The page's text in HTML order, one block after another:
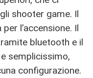
shooter game. Il
l’accensione. Il
bluetooth e il
semplicissimo,
configurazione.